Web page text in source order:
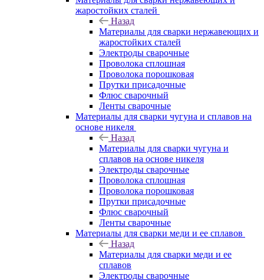
жаростойких сталей
Назад
Материалы для сварки нержавеющих и
жаростойких сталей
Электроды сварочные
Проволока сплошная
Проволока порошковая
Прутки присадочные
Флюс сварочный
Ленты сварочные
Материалы для сварки чугуна и сплавов на
основе никеля
Назад
Материалы для сварки чугуна и
сплавов на основе никеля
Электроды сварочные
Проволока сплошная
Проволока порошковая
Прутки присадочные
Флюс сварочный
Ленты сварочные
Материалы для сварки меди и ее сплавов
Назад
Материалы для сварки меди и ее
сплавов
Электроды сварочные